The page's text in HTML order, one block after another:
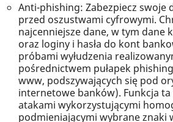
Anti-phishing: Zabezpiecz swoje
przed oszustwami cyfrowymi.
najcenniejsze dane, w tym dane
oraz loginy i hasła do kont
próbami wyłudzenia
pośrednictwem pułapek
www, podszywających się pod
internetowe banków). Funkcja
atakami wykorzystującymi
podmieniającymi wybrane znaki